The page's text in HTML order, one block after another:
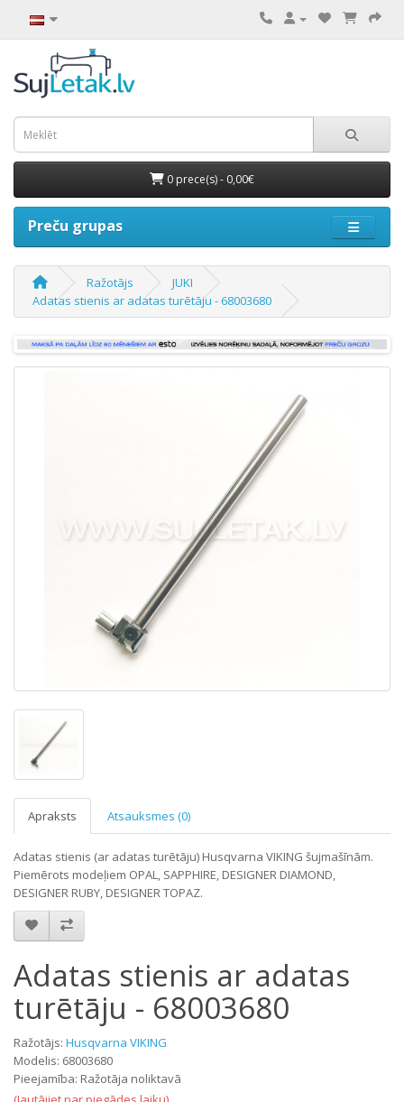
0 prece(s) - 0,00€
Preču grupas
Ražotājs
JUKI
Adatas stienis ar adatas turētāju - 68003680
Apraksts Atsauksmes (0)
Adatas stienis (ar adatas turētāju) Husqvarna VIKING šujmašīnām.
Piemērots modeļiem OPAL, SAPPHIRE, DESIGNER DIAMOND,
DESIGNER RUBY, DESIGNER TOPAZ.
Adatas stienis ar adatas
turētāju - 68003680
Ražotājs: Husqvarna VIKING
Modelis: 68003680
Pieejamība: Ražotāja noliktavā